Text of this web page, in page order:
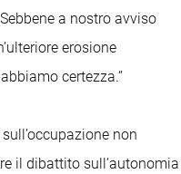
a nostro avviso
erosione
certezza.”
non
il dibattito sull’autonomia